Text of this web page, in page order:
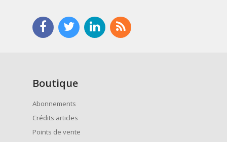
Boutique
Abonnements
Crédits articles
Points de vente